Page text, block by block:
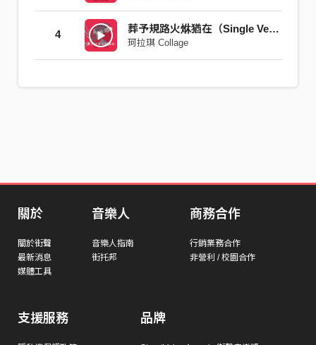
4 葬予規路火烌猶在（Single Ver.）
珂拉琪 Collage
關於
關於街聲
最新消息
媒體工具
音樂人
音樂人指南
街托邦
商務合作
行銷業務合作
非營利 / 校園合作
支援服務 品牌